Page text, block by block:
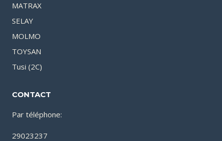
MATRAX
SELAY
MOLMO
TOYSAN
Tusi (2C)
CONTACT
Par téléphone:
29023237